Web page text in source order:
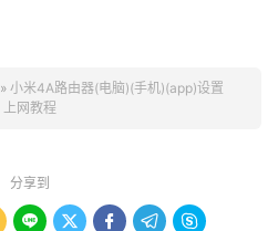
» 小米4A路由器(电脑)(手机)(app)设置
上网教程
分享到
    